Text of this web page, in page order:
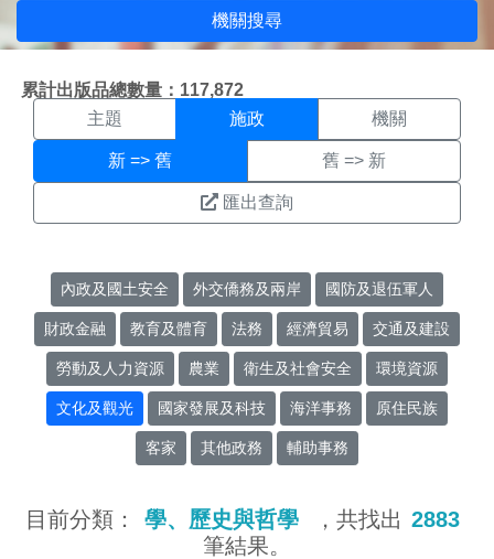
機關搜尋
累計出版品總數量：117,872
施政搜尋結果頁面
主題 施政 機關
新 => 舊 舊 => 新
匯出查詢
內政及國土安全 外交僑務及兩岸 國防及退伍軍人
財政金融 教育及體育 法務 經濟貿易 交通及建設
勞動及人力資源 農業 衛生及社會安全 環境資源
文化及觀光 國家發展及科技 海洋事務 原住民族
客家 其他政務 輔助事務
目前分類： 學、歷史與哲學 ，共找出 2883
筆結果。